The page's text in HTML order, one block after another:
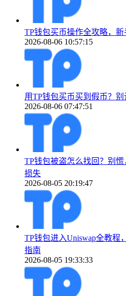
TP钱包买币操作全攻略，
2026-08-06 10:57:15
用TP钱包买币买到假币？别
2026-08-06 07:47:51
TP钱包被盗怎么找回？别
损失
2026-08-05 20:19:47
TP钱包进入Uniswap全教程
指南
2026-08-05 19:33:33